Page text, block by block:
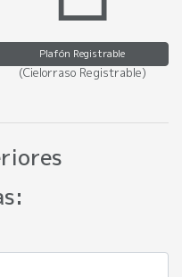
Plafón Registrable
(Cielorraso Registrable)